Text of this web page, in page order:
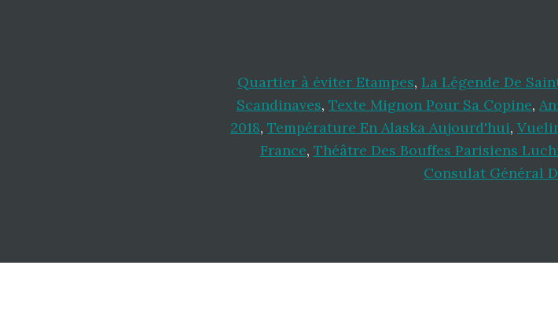
Quartier à éviter Etampes, La Légende De
Scandinaves, Texte Mignon Pour Sa Copine,
2018, Température En Alaska Aujourd'hui,
France, Théâtre Des Bouffes Parisiens
Consulat Général